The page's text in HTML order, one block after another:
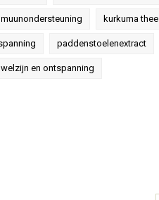
kurkuma thee
paddenstoelenextract
welzijn en ontspanning